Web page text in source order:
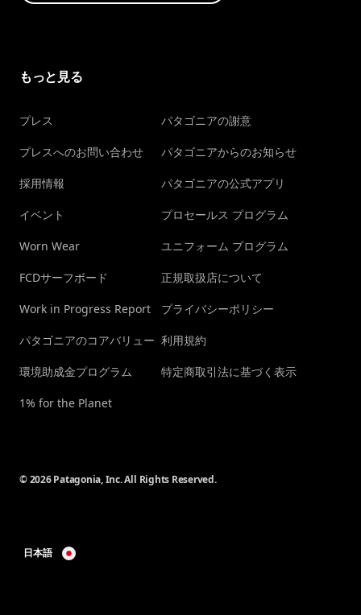
もっと見る
プレス
プレスへのお問い合わせ
採用情報
イベント
Worn Wear
FCDサーフボード
Work in Progress Report
パタゴニアのコアバリュー
環境助成金プログラム
1% for the Planet
パタゴニアの謝意
パタゴニアからのお知らせ
パタゴニアの公式アプリ
プロセールス プログラム
ユニフォーム プログラム
正規取扱店について
プライバシーポリシー
利用規約
特定商取引法に基づく表示
© 2026 Patagonia, Inc. All Rights Reserved.
日本語